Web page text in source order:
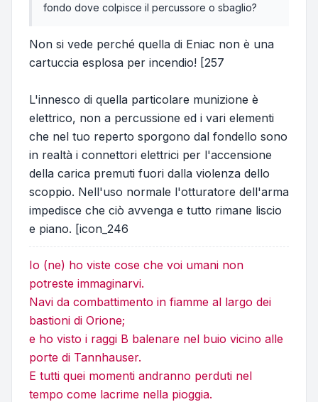
fondo dove colpisce il percussore o sbaglio?
Non si vede perché quella di Eniac non è una
cartuccia esplosa per incendio! [257
L'innesco di quella particolare munizione è
elettrico, non a percussione ed i vari elementi
che nel tuo reperto sporgono dal fondello sono
in realtà i connettori elettrici per l'accensione
della carica premuti fuori dalla violenza dello
scoppio. Nell'uso normale l'otturatore dell'arma
impedisce che ciò avvenga e tutto rimane liscio
e piano. [icon_246
Io (ne) ho viste cose che voi umani non
potreste immaginarvi.
Navi da combattimento in fiamme al largo dei
bastioni di Orione;
e ho visto i raggi B balenare nel buio vicino alle
porte di Tannhauser.
E tutti quei momenti andranno perduti nel
tempo come lacrime nella pioggia.